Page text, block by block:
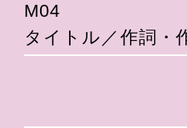
M04
タイトル／作詞・